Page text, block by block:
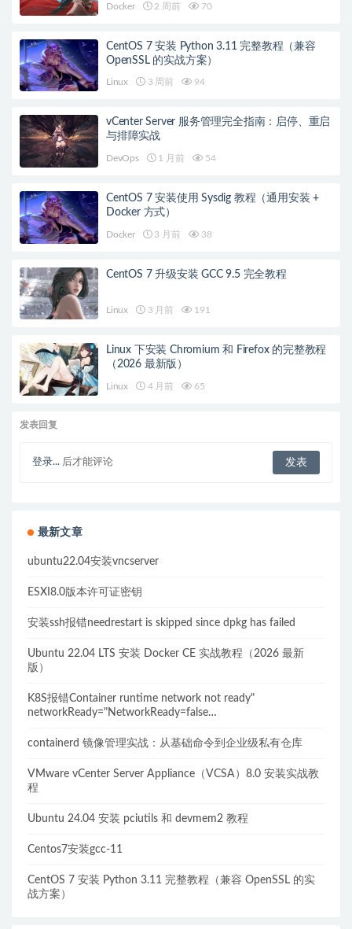
Docker 2 周前 70
CentOS 7 安装 Python 3.11 完整教程（兼容
OpenSSL 的实战方案）
Linux 3 周前 94
vCenter Server 服务管理完全指南：启停、重启
与排障实战
DevOps 1 月前 54
CentOS 7 安装使用 Sysdig 教程（通用安装 +
Docker 方式）
Docker 3 月前 38
CentOS 7 升级安装 GCC 9.5 完全教程
Linux 3 月前 191
Linux 下安装 Chromium 和 Firefox 的完整教程
（2026 最新版）
Linux 4 月前 65
发表回复
登录... 后才能评论
最新文章
ubuntu22.04安装vncserver
ESXI8.0版本许可证密钥
安装ssh报错needrestart is skipped since dpkg has failed
Ubuntu 22.04 LTS 安装 Docker CE 实战教程（2026 最新
版）
K8S报错Container runtime network not ready"
networkReady="NetworkReady=false
containerd 镜像管理实战：从基础命令到企业级私有仓库
VMware vCenter Server Appliance（VCSA）8.0 安装实战教
程
Ubuntu 24.04 安装 pciutils 和 devmem2 教程
Centos7安装gcc-11
CentOS 7 安装 Python 3.11 完整教程（兼容 OpenSSL 的实
战方案）